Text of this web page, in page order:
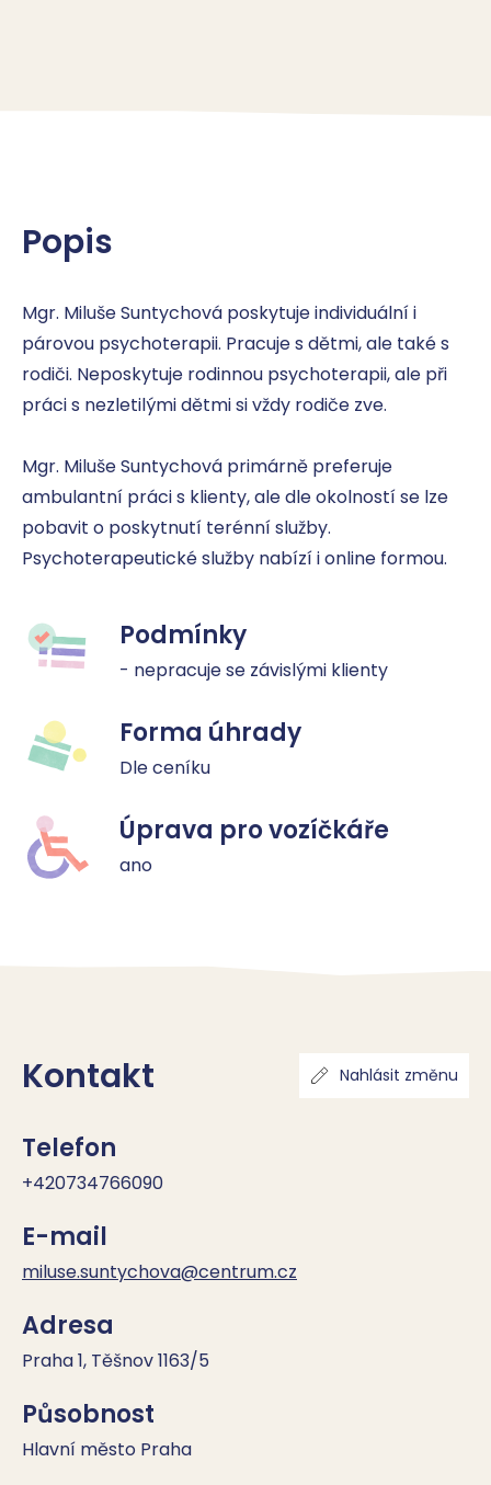
Popis
Mgr. Miluše Suntychová poskytuje individuální i
párovou psychoterapii. Pracuje s dětmi, ale také s
rodiči. Neposkytuje rodinnou psychoterapii, ale při
práci s nezletilými dětmi si vždy rodiče zve.
Mgr. Miluše Suntychová primárně preferuje
ambulantní práci s klienty, ale dle okolností se lze
pobavit o poskytnutí terénní služby.
Psychoterapeutické služby nabízí i online formou.
Podmínky
- nepracuje se závislými klienty
Forma úhrady
Dle ceníku
Úprava pro vozíčkáře
ano
Kontakt Nahlásit změnu
Telefon
+420734766090
E-mail
miluse.suntychova@centrum.cz
Adresa
Praha 1, Těšnov 1163/5
Působnost
Hlavní město Praha